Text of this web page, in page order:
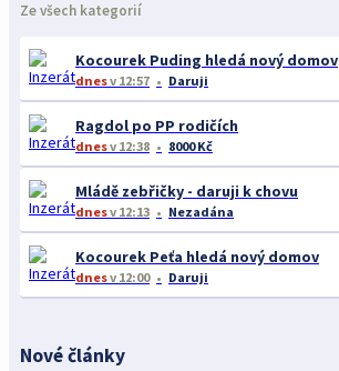
Ze všech kategorií
Kocourek Puding hledá nový domov
dnesv 12:57 Daruji
Ragdol po PP rodičích
dnesv 12:38 8000 Kč
Mládě zebřičky - daruji k chovu
dnesv 12:13 Nezadána
Kocourek Peťa hledá nový domov
dnesv 12:00 Daruji
Nové články